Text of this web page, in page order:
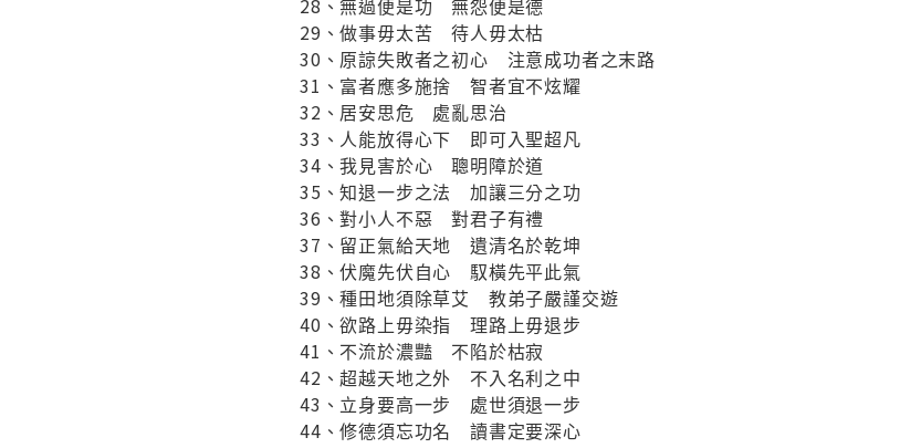
29、做事毋太苦 待人毋太枯
30、原諒失敗者之初心 注意成功者之末路
31、富者應多施捨 智者宜不炫耀
32、居安思危 處亂思治
33、人能放得心下 即可入聖超凡
34、我見害於心 聰明障於道
35、知退一步之法 加讓三分之功
36、對小人不惡 對君子有禮
37、留正氣給天地 遺清名於乾坤
38、伏魔先伏自心 馭橫先平此氣
39、種田地須除草艾 教弟子嚴謹交遊
40、欲路上毋染指 理路上毋退步
41、不流於濃豔 不陷於枯寂
42、超越天地之外 不入名利之中
43、立身要高一步 處世須退一步
44、修德須忘功名 讀書定要深心